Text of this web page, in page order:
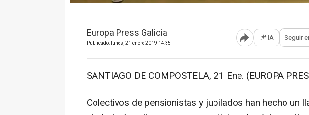
Europa Press Galicia
Publicado: lunes, 21 enero 2019 14:35 Abrir opciones
IA Seguir
SANTIAGO DE COMPOSTELA, 21 Ene. (EUROPA
Colectivos de pensionistas y jubilados han hecho un